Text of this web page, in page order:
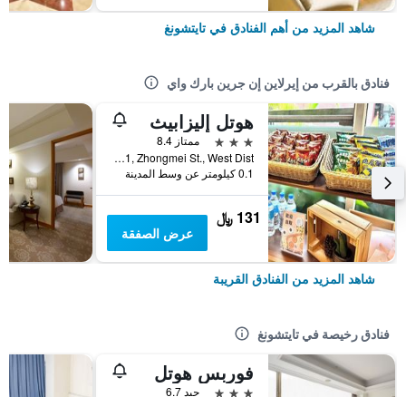
شاهد المزيد من أهم الفنادق في تايتشونغ
فنادق بالقرب من إيرلاين إن جرين بارك واي
هوتل إليزابيث
3 نجوم
ممتاز 8.4
No.471, Zhongmei St., West Dist, تايتشونغ, تايوان
0.1 كيلومتر عن وسط المدينة
131 ﷼
عرض الصفقة
شاهد المزيد من الفنادق القريبة
فنادق رخيصة في تايتشونغ
فوربس هوتل
3 نجوم جيد 6.7